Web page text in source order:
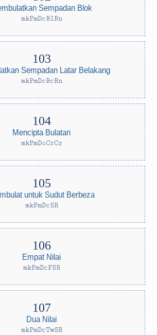
Sempadan Blok
mkPmDcBlRn
Sempadan Latar Belakang
mkPmDcBcRn
Mencipta Bulatan
mkPmDcCrCr
untuk Sudut Berbeza
mkPmDcSR
Empat Nilai
mkPmDcFSR
Dua Nilai
mkPmDcTwSR